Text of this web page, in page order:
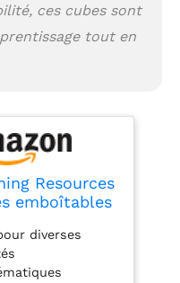
ces cubes sont
tout en
Resources
emboîtables
diverses